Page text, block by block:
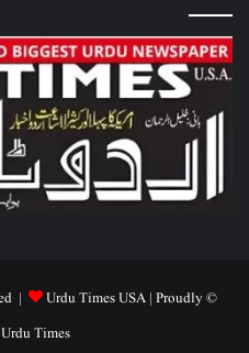
© Copyright 2026, All Rights Reserved |
Urdu Times USA| Proudly
Urdu Times